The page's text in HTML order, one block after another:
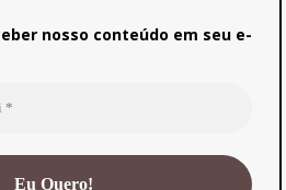
nosso conteúdo em seu e-